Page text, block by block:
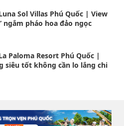
Sol Villas Phú Quốc | View
ngắm pháo hoa đảo ngọc
Paloma Resort Phú Quốc |
siêu tốt không cần lo lắng chi